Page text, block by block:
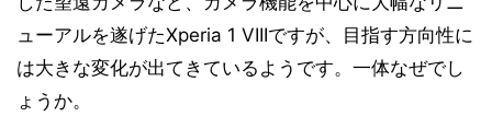
ューアルを遂げたXperia 1 VIIIですが、目指す方向性に
は大きな変化が出てきているようです。一体なぜでし
ょうか。